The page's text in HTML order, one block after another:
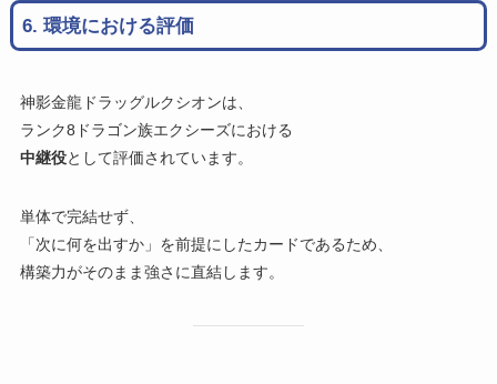
6. 環境における評価
神影金龍ドラッグルクシオンは、
ランク8ドラゴン族エクシーズにおける
中継役として評価されています。
単体で完結せず、
「次に何を出すか」を前提にしたカードであるため、
構築力がそのまま強さに直結します。